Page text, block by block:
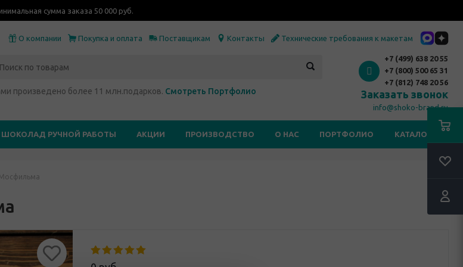
сумма заказа 50 000 руб.
О компании Покупка и оплата Поставщикам Контакты Технические требования к макетам
произведено более 11 млн.подарков. Смотреть Портфолио
+7 (499) 638 20 55
+7 (800) 500 65 31
+7 (812) 748 20 56
Заказать звонок
info@shoko-brand.ru
ШОКОЛАД РУЧНОЙ РАБОТЫ АКЦИИ ПРОИЗВОДСТВО О НАС ПОРТФОЛИО КАТАЛОГИ